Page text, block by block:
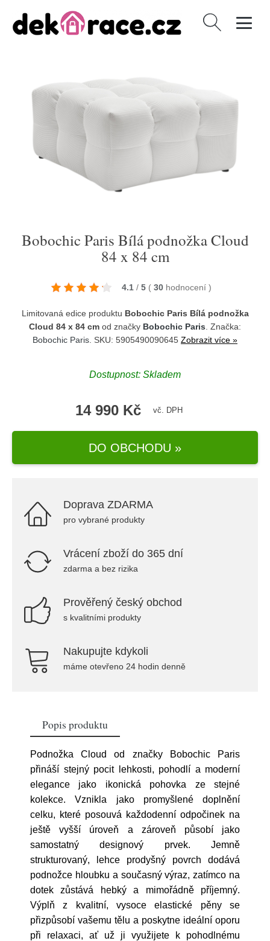
Vyhledávání
Bobochic Paris Bílá podnožka Cloud
84 x 84 cm
4.1 / 5 ( 30 hodnocení )
Limitovaná edice produktu Bobochic Paris Bílá podnožka
Cloud 84 x 84 cm od značky Bobochic Paris . Značka:
Bobochic Paris . SKU: 5905490090645 Zobrazit více »
Dostupnost: Skladem
14 990 Kč vč. DPH
DO OBCHODU »
Doprava ZDARMA
pro vybrané produkty
Vrácení zboží do 365 dní
zdarma a bez rizika
Prověřený český obchod
s kvalitními produkty
Nakupujte kdykoli
máme otevřeno 24 hodin denně
Popis produktu
Podnožka Cloud od značky Bobochic Paris
přináší stejný pocit lehkosti, pohodlí a moderní
elegance jako ikonická pohovka ze stejné
kolekce. Vznikla jako promyšlené doplnění
celku, které posouvá každodenní odpočinek na
ještě vyšší úroveň a zároveň působí jako
samostatný designový prvek. Jemně
strukturovaný, lehce prodyšný povrch dodává
podnožce hloubku a současný výraz, zatímco na
dotek zůstává hebký a mimořádně příjemný.
Výplň z kvalitní, vysoce elastické pěny se
přizpůsobí vašemu tělu a poskytne ideální oporu
při relaxaci, ať už ji využijete k pohodlnému